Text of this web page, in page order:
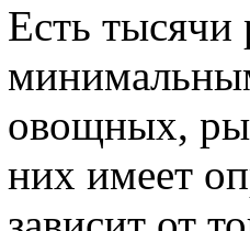
Есть тысячи
овощных,
них имеет